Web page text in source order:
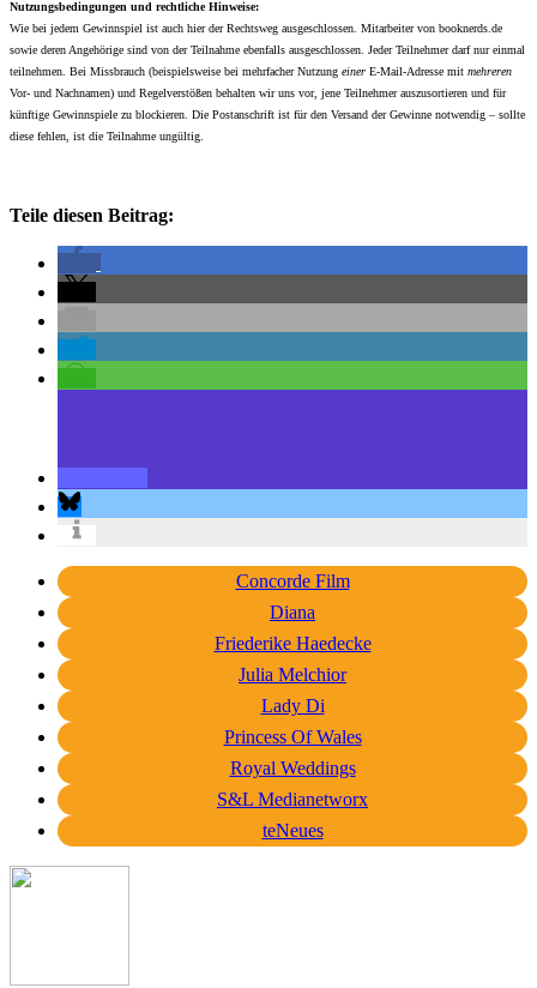
Nutzungsbedingungen und rechtliche Hinweise:
Wie bei jedem Gewinnspiel ist auch hier der Rechtsweg ausgeschlossen. Mitarbeiter von booknerds.de
sowie deren Angehörige sind von der Teilnahme ebenfalls ausgeschlossen. Jeder Teilnehmer darf nur einmal
teilnehmen. Bei Missbrauch (beispielsweise bei mehrfacher Nutzung einer E-Mail-Adresse mit mehreren
Vor- und Nachnamen) und Regelverstößen behalten wir uns vor, jene Teilnehmer auszusortieren und für
künftige Gewinnspiele zu blockieren. Die Postanschrift ist für den Versand der Gewinne notwendig – sollte
diese fehlen, ist die Teilnahme ungültig.
Teile diesen Beitrag:
Concorde Film
Diana
Friederike Haedecke
Julia Melchior
Lady Di
Princess Of Wales
Royal Weddings
S&L Medianetworx
teNeues